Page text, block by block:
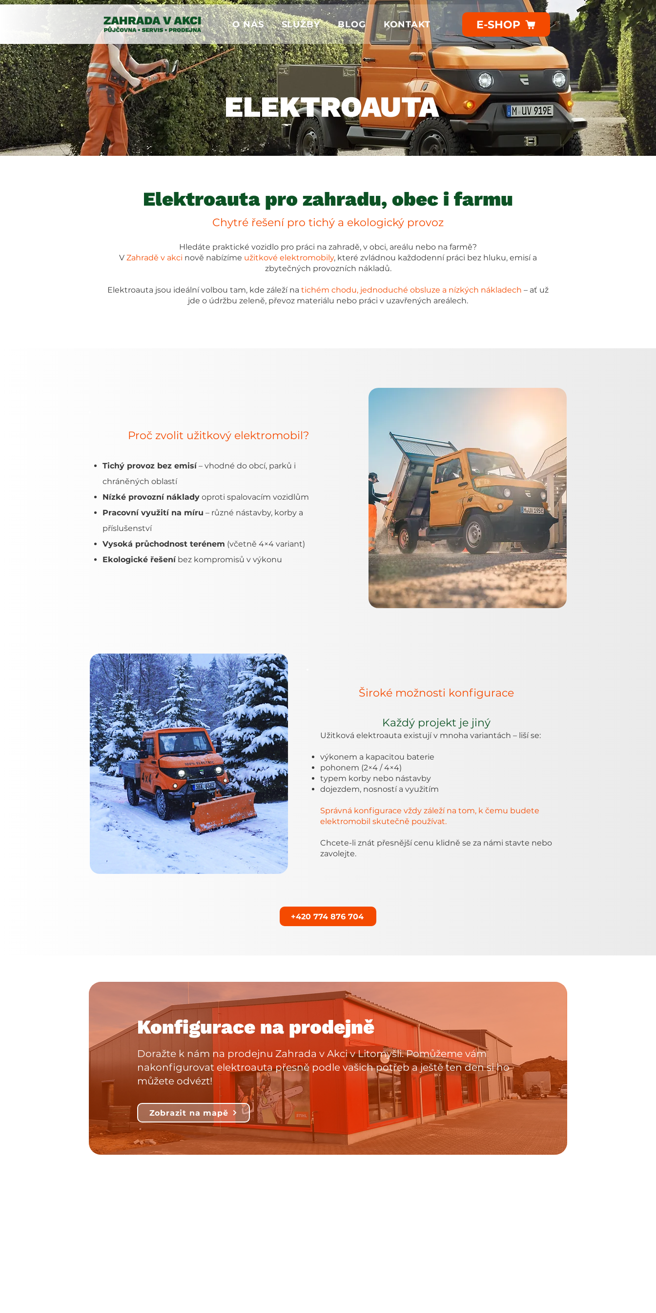
E-SHOP
O NÁS SLUŽBY BLOG KONTAKT
ELEKTROAUTA
Elektroauta pro zahradu, obec i farmu
Chytré řešení pro tichý a ekologický provoz
Hledáte praktické vozidlo pro práci na zahradě, v obci, areálu nebo na farmě?
V Zahradě v akci nově nabízíme užitkové elektromobily, které zvládnou každodenní práci bez hluku, emisí a
zbytečných provozních nákladů.
Elektroauta jsou ideální volbou tam, kde záleží na tichém chodu, jednoduché obsluze a nízkých nákladech – ať už
jde o údržbu zeleně, převoz materiálu nebo práci v uzavřených areálech.
Proč zvolit užitkový elektromobil?
Tichý provoz bez emisí– vhodné do obcí, parků i
chráněných oblastí
Nízké provozní náklady oproti spalovacím vozidlům
Pracovní využití na míru – různé nástavby, korby a
příslušenství
Vysoká průchodnost terénem (včetně 4×4 variant)
Ekologické řešeníbez kompromisů v výkonu
Široké možnosti konfigurace
Každý projekt je jiný
Užitková elektroauta existují v mnoha variantách – liší se:
výkonem a kapacitou baterie
pohonem (2×4 / 4×4)
typem korby nebo nástavby
dojezdem, nosností a využitím
Správná konfigurace vždy záleží na tom, k čemu budete
elektromobil skutečně používat.
Chcete-li znát přesnější cenu klidně se za námi stavte nebo
zavolejte.
+420 774 876 704
Konfigurace na prodejně
Doražte k nám na prodejnu Zahrada v Akci v Litomyšli. Pomůžeme vám
nakonfigurovat elektroauta přesně podle vašich potřeb a ještě ten den si ho
můžete odvézt!
Zobrazit na mapě